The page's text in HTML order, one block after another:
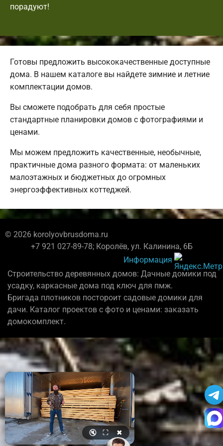
порадуют!
Готовы предложить высококачественные доступные
дома. В нашем каталоге вы найдете зимние и летние
комплектации домов.
Вы сможете подобрать для себя простые
стандартные планировки домов с фотографиями и
ценами.
Мы можем предложить качественные, необычные,
практичные дома разного формата: от маленьких
малоэтажных и бюджетных до огромных
энергоэффективных коттеджей.
© 2026 korolyovbrusdoma.ru
+7 921 027-89-78; Королёв, ул. Калинина, 6Б
Информация
Строительство деревянных домов: Дачные домики под
усадку, каркасные дома под ключ для пмж.
Бригада плотников постороит садовые домики для
дачи. Каталог проектов с фото и ценами: заказать
домокомплект.
🔇 ⛶ ✖